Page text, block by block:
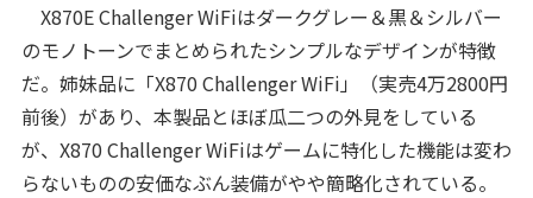
X870E Challenger WiFiはダークグレー＆黒＆シルバー
のモノトーンでまとめられたシンプルなデザインが特徴
だ。姉妹品に「X870 Challenger WiFi」（実売4万2800円
前後）があり、本製品とほぼ瓜二つの外見をしている
が、X870 Challenger WiFiはゲームに特化した機能は変わ
らないものの安価なぶん装備がやや簡略化されている。